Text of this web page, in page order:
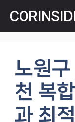
츠
노원
천 복
과 최